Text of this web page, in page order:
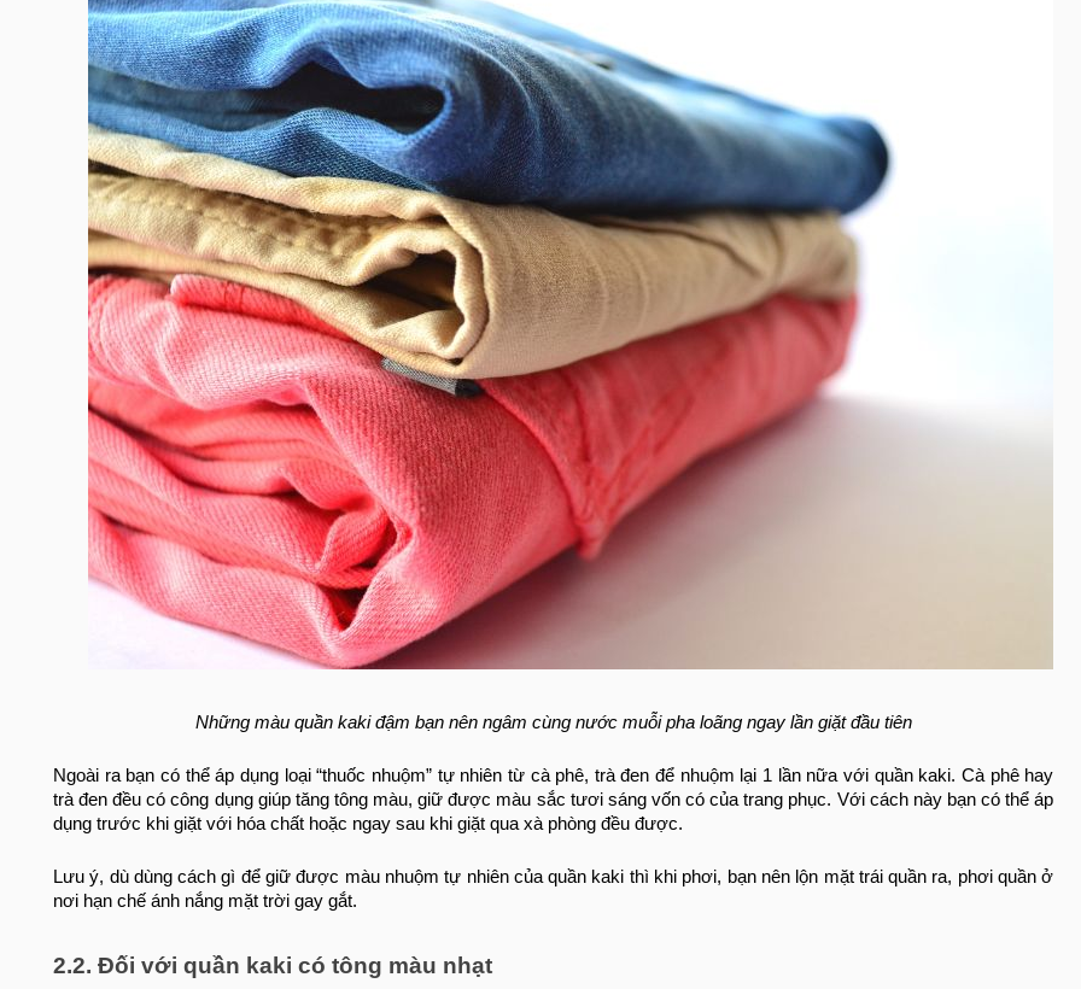
Những màu quần kaki đậm bạn nên ngâm cùng nước muỗi pha loãng ngay lần giặt đầu tiên
Ngoài ra bạn có thể áp dụng loại “thuốc nhuộm” tự nhiên từ cà phê, trà đen để nhuộm lại 1 lần nữa với quần kaki. Cà phê hay
trà đen đều có công dụng giúp tăng tông màu, giữ được màu sắc tươi sáng vốn có của trang phục. Với cách này bạn có thể áp
dụng trước khi giặt với hóa chất hoặc ngay sau khi giặt qua xà phòng đều được.
Lưu ý, dù dùng cách gì để giữ được màu nhuộm tự nhiên của quần kaki thì khi phơi, bạn nên lộn mặt trái quần ra, phơi quần ở
nơi hạn chế ánh nắng mặt trời gay gắt.
2.2. Đối với quần kaki có tông màu nhạt